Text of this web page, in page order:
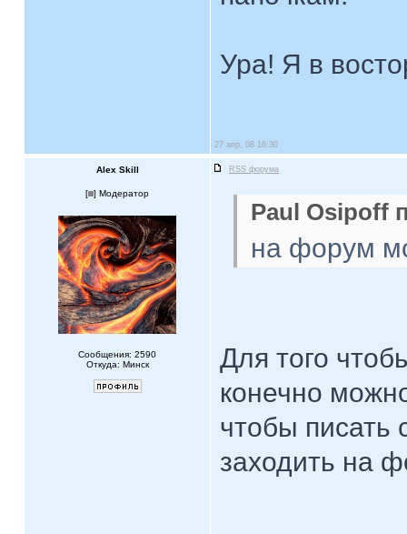
Ура! Я в
27 апр, 08 16:30
Alex Skill RSS форума
[ ] Модератор
Сообщения: 2590
Откуда: Минск
Paul Osipoff
на форум
Для того
конечно
чтобы писать
заходить на